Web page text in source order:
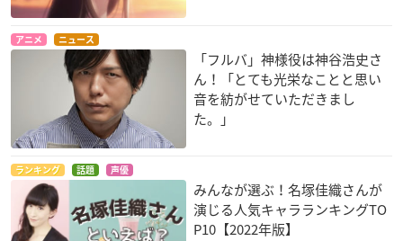
アニメ ニュース
「フルバ」神様役は神谷浩史さ
ん！「とても光栄なことと思い
音を紡がせていただきまし
た。」
ランキング 話題 声優
みんなが選ぶ！名塚佳織さんが
演じる人気キャラランキングTO
P10【2022年版】